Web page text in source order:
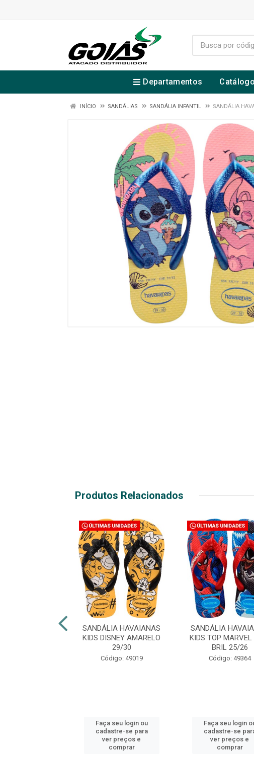
Departamentos
INÍCIO SANDÁLIAS SANDÁLIA INFANTIL SANDÁLIA
Produtos Relacionados
SANDÁLIA HAVAIANAS
KIDS DISNEY AMARELO
29/30
Código: 49019
Faça seu login ou
cadastre-se para
ver preços e
comprar
SANDÁLIA
KIDS TOP
BRIL 25/26
Código: 49364
Faça seu login
cadastre-se
ver preços e
comprar